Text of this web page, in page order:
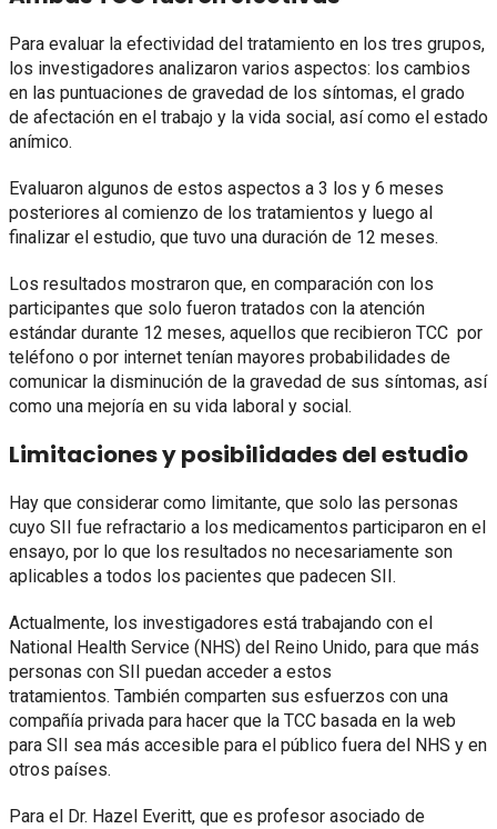
Para evaluar la efectividad del tratamiento en los tres grupos,
los investigadores analizaron varios aspectos: los cambios
en las puntuaciones de gravedad de los síntomas, el grado
de afectación en el trabajo y la vida social, así como el estado
anímico.
Evaluaron algunos de estos aspectos a 3 los y 6 meses
posteriores al comienzo de los tratamientos y luego al
finalizar el estudio, que tuvo una duración de 12 meses.
Los resultados mostraron que, en comparación con los
participantes que solo fueron tratados con la atención
estándar durante 12 meses, aquellos que recibieron TCC por
teléfono o por internet tenían mayores probabilidades de
comunicar la disminución de la gravedad de sus síntomas, así
como una mejoría en su vida laboral y social.
Limitaciones y posibilidades del estudio
Hay que considerar como limitante, que solo las personas
cuyo SII fue refractario a los medicamentos participaron en el
ensayo, por lo que los resultados no necesariamente son
aplicables a todos los pacientes que padecen SII.
Actualmente, los investigadores está trabajando con el
National Health Service (NHS) del Reino Unido, para que más
personas con SII puedan acceder a estos
tratamientos. También comparten sus esfuerzos con una
compañía privada para hacer que la TCC basada en la web
para SII sea más accesible para el público fuera del NHS y en
otros países.
Para el Dr. Hazel Everitt, que es profesor asociado de